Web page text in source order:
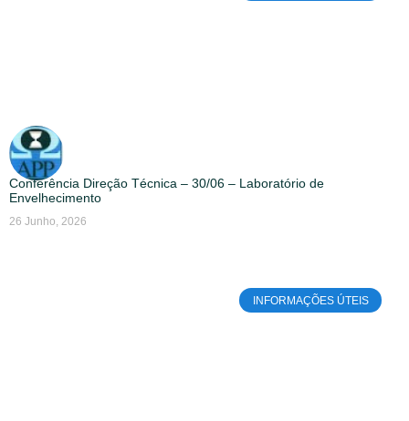
Conferência Direção Técnica – 30/06 – Laboratório de
Envelhecimento
26 Junho, 2026
INFORMAÇÕES ÚTEIS